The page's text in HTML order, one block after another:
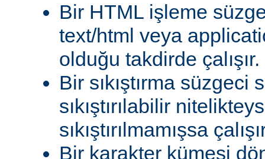
Bir HTML işleme
text/html veya
olduğu takdirde çalışır.
Bir sıkıştırma süzgeci
sıkıştırılabilir
sıkıştırılmamışsa
Bir karakter kümesi